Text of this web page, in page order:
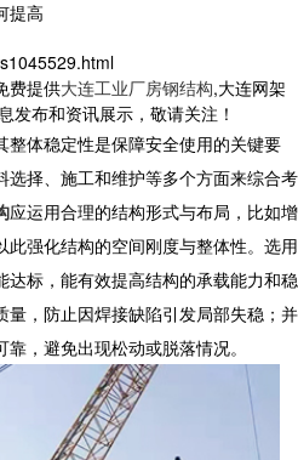
提高
费提供大连工业厂房钢结构,大连网架
发布和资讯展示，敬请关注！
整体稳定性是保障安全使用的关键要
择、施工和维护等多个方面来综合考
应运用合理的结构形式与布局，比如增
强化结构的空间刚度与整体性。选用
标，能有效提高结构的承载能力和稳
量，防止因焊接缺陷引发局部失稳；并
，避免出现松动或脱落情况。